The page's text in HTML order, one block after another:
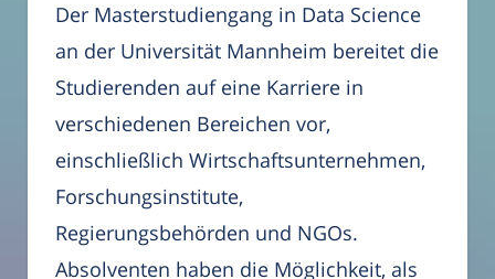
Der Masterstudiengang in Data Science
an der Universität Mannheim bereitet die
Studierenden auf eine Karriere in
verschiedenen Bereichen vor,
einschließlich Wirtschaftsunternehmen,
Forschungsinstitute,
Regierungsbehörden und NGOs.
Absolventen haben die Möglichkeit, als